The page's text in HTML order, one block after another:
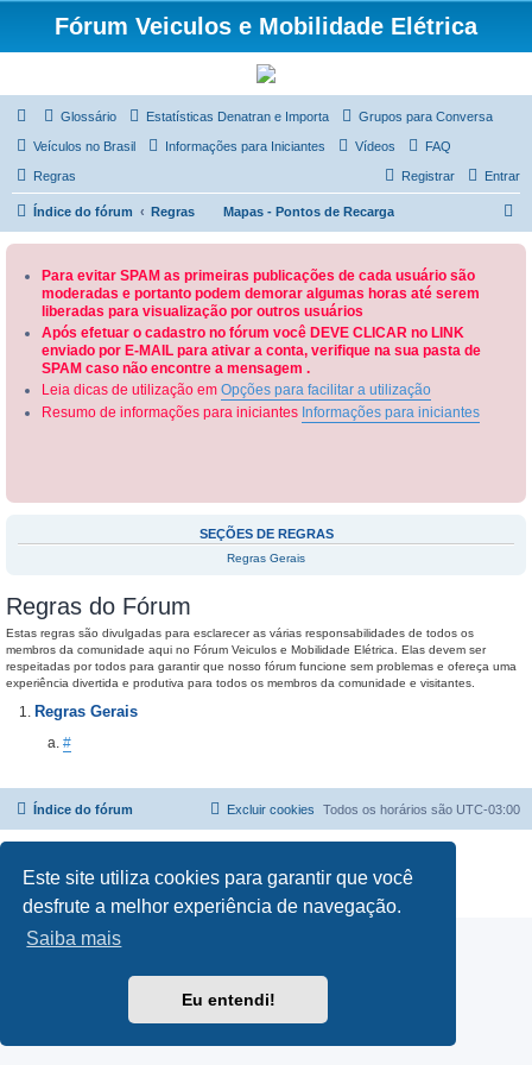
Este site utiliza cookies para garantir que você
desfrute a melhor experiência de navegação.
Saiba mais
Eu entendi!
Fórum Veiculos e Mobilidade Elétrica
Glossário Estatísticas Denatran e Importa Grupos para Conversa
Veículos no Brasil Informações para Iniciantes Vídeos FAQ
Regras Entrar
Registrar
Índice do fórum Regras Mapas - Pontos de Recarga
Para evitar SPAM as primeiras publicações de cada usuário são
moderadas e portanto podem demorar algumas horas até serem
liberadas para visualização por outros usuários
Após efetuar o cadastro no fórum você DEVE CLICAR no LINK
enviado por E-MAIL para ativar a conta, verifique na sua pasta de
SPAM caso não encontre a mensagem .
Leia dicas de utilização em Opções para facilitar a utilização
Resumo de informações para iniciantes Informações para iniciantes
SEÇÕES DE REGRAS
Regras Gerais
Regras do Fórum
Estas regras são divulgadas para esclarecer as várias responsabilidades de todos os
membros da comunidade aqui no Fórum Veiculos e Mobilidade Elétrica. Elas devem ser
respeitadas por todos para garantir que nosso fórum funcione sem problemas e ofereça uma
experiência divertida e produtiva para todos os membros da comunidade e visitantes.
Regras Gerais
#
Índice do fórum Todos os horários são UTC-03:00
Excluir cookies
Traduzido por: Suporte phpBB